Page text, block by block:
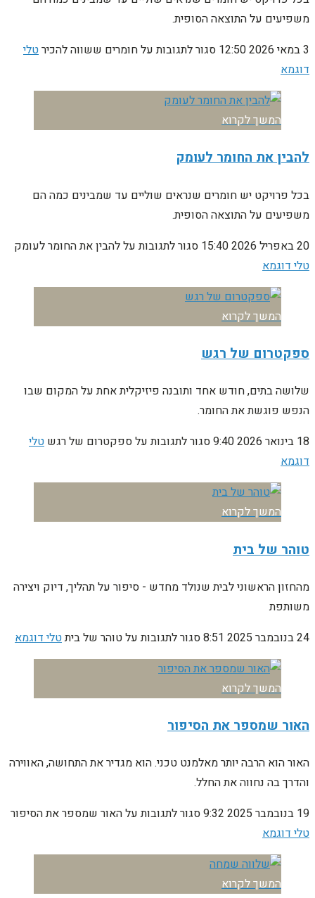
משפיעים על התוצאה הסופית.
3 במאי 2026
12:50 סגור לתגובותעל חומרים ששווה להכירטלי
דוגמא
המשך לקרוא
להבין את החומר לעומק
בכל פרויקט יש חומרים שנראים שוליים עד שמבינים כמה הם
משפיעים על התוצאה הסופית.
20 באפריל 2026
15:40 סגור לתגובותעל להבין את החומר לעומק
טלי דוגמא
המשך לקרוא
ספקטרום של רגש
שלושה בתים, חודש אחד ותובנה פיזיקלית אחת על המקום שבו
הנפש פוגשת את החומר.
18 בינואר 2026
9:40סגור לתגובותעל ספקטרום של רגש טלי
דוגמא
המשך לקרוא
טוהר של בית
מהחזון הראשוני לבית שנולד מחדש - סיפור על תהליך, דיוק ויצירה
משותפת
24 בנובמבר 2025
8:51סגור לתגובותעל טוהר של ביתטלי דוגמא
המשך לקרוא
האור שמספר את הסיפור
האור הוא הרבה יותר מאלמנט טכני. הוא מגדיר את התחושה, האווירה
והדרך בה נחווה את החלל.
19 בנובמבר 2025
9:32סגור לתגובותעל האור שמספר את הסיפור
טלי דוגמא
המשך לקרוא